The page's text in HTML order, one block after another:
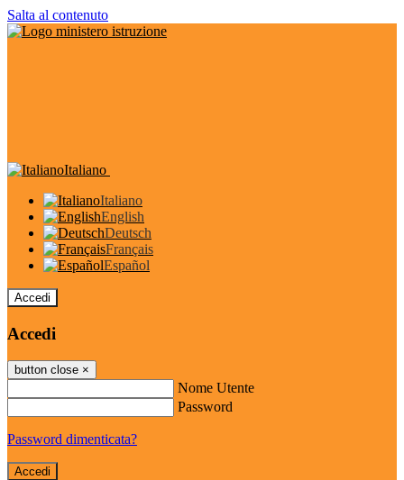
Salta al contenuto
Italiano
Italiano
English
Deutsch
Français
Español
Accedi
Accedi
button close ×
Nome Utente
Password
Password dimenticata?